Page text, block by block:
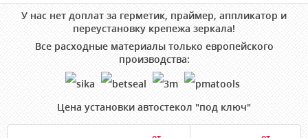
У нас нет доплат за герметик, праймер, аппликатор и
переустановку крепежа зеркала!
Все расходные материалы только европейского
производства:
Цена установки автостекол "под ключ"